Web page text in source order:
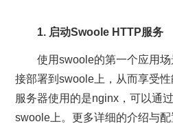
1. 启动Swoole HTTP服务
使用swoole的第一个应用
接部署到swoole上，从而享受
服务器使用的是nginx，可以通
swoole上。更多详细的介绍与